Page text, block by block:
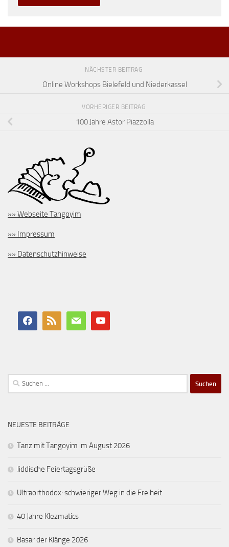
NÄCHSTER BEITRAG
Online Workshops Bielefeld und Niederkassel
VORHERIGER BEITRAG
100 Jahre Astor Piazzolla
»» Webseite Tangoyim
»» Impressum
»» Datenschutzhinweise
Suchen
nach:
NEUESTE BEITRÄGE
Tanz mit Tangoyim im August 2026
Jiddische Feiertagsgrüße
Ultraorthodox: schwieriger Weg in die Freiheit
40 Jahre Klezmatics
Basar der Klänge 2026